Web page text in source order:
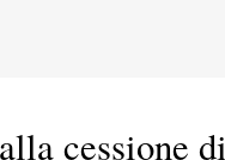
cessione